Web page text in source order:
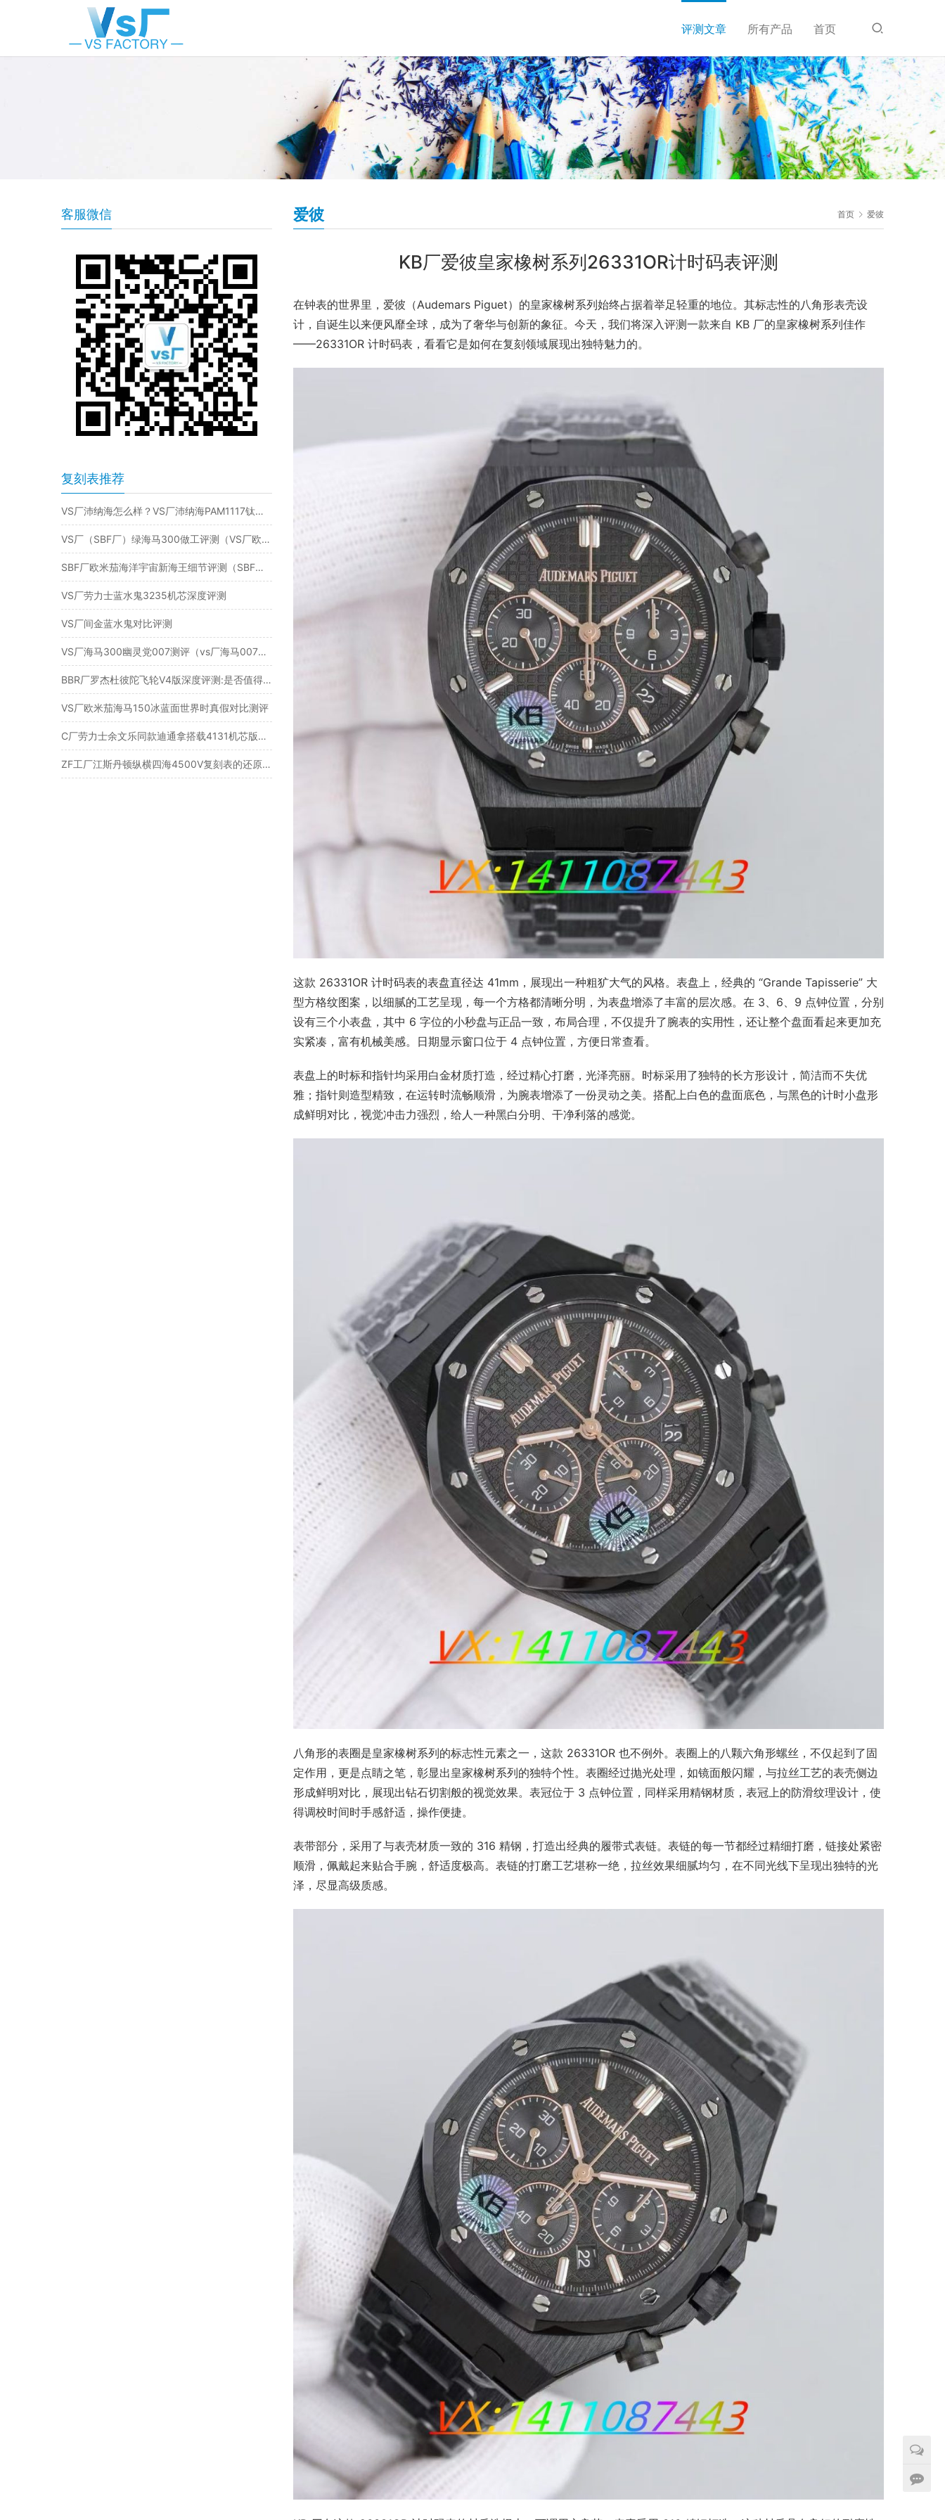
评测文章 所有产品 首页
首页 爱彼
爱彼
KB厂爱彼皇家橡树系列26331OR计时码表评测
在钟表的世界里，爱彼（Audemars Piguet）的皇家橡树系列始终占据着举足轻重的地位。其标志性的八角形表壳设
计，自诞生以来便风靡全球，成为了奢华与创新的象征。今天，我们将深入评测一款来自 KB 厂的皇家橡树系列佳作
——26331OR 计时码表，看看它是如何在复刻领域展现出独特魅力的。​
这款 26331OR 计时码表的表盘直径达 41mm，展现出一种粗犷大气的风格。表盘上，经典的 “Grande Tapisserie” 大
型方格纹图案，以细腻的工艺呈现，每一个方格都清晰分明，为表盘增添了丰富的层次感。在 3、6、9 点钟位置，分别
设有三个小表盘，其中 6 字位的小秒盘与正品一致，布局合理，不仅提升了腕表的实用性，还让整个盘面看起来更加充
实紧凑，富有机械美感。日期显示窗口位于 4 点钟位置，方便日常查看。​
表盘上的时标和指针均采用白金材质打造，经过精心打磨，光泽亮丽。时标采用了独特的长方形设计，简洁而不失优
雅；指针则造型精致，在运转时流畅顺滑，为腕表增添了一份灵动之美。搭配上白色的盘面底色，与黑色的计时小盘形
成鲜明对比，视觉冲击力强烈，给人一种黑白分明、干净利落的感觉。​
八角形的表圈是皇家橡树系列的标志性元素之一，这款 26331OR 也不例外。表圈上的八颗六角形螺丝，不仅起到了固
定作用，更是点睛之笔，彰显出皇家橡树系列的独特个性。表圈经过抛光处理，如镜面般闪耀，与拉丝工艺的表壳侧边
形成鲜明对比，展现出钻石切割般的视觉效果。表冠位于 3 点钟位置，同样采用精钢材质，表冠上的防滑纹理设计，使
得调校时间时手感舒适，操作便捷。​
表带部分，采用了与表壳材质一致的 316 精钢，打造出经典的履带式表链。表链的每一节都经过精细打磨，链接处紧密
顺滑，佩戴起来贴合手腕，舒适度极高。表链的打磨工艺堪称一绝，拉丝效果细腻均匀，在不同光线下呈现出独特的光
泽，尽显高级质感。​
客服微信
复刻表推荐
VS厂沛纳海怎么样？VS厂沛纳海PAM1117钛金属腕表评测！
VS厂（SBF厂）绿海马300做工评测（VS厂欧米茄海马300怎么样）
SBF厂欧米茄海洋宇宙新海王细节评测（SBF厂海马新海王有破绽吗）
VS厂劳力士蓝水鬼3235机芯深度评测
VS厂间金蓝水鬼对比评测
VS厂海马300幽灵党007测评（vs厂海马007幽灵党会一眼假吗）
BBR厂罗杰杜彼陀飞轮V4版深度评测:是否值得入手？
VS厂欧米茄海马150冰蓝面世界时真假对比测评
C厂劳力士余文乐同款迪通拿搭载4131机芯版本实拍细节参考
ZF工厂江斯丹顿纵横四海4500V复刻表的还原度与做工细节解读